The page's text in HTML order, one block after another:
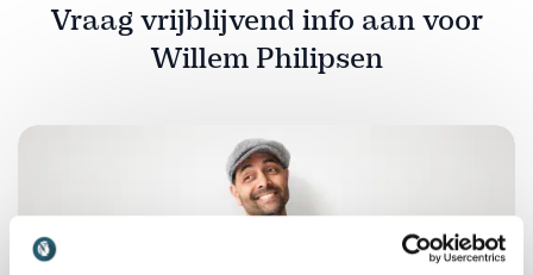
Vraag vrijblijvend info aan voor
Willem Philipsen